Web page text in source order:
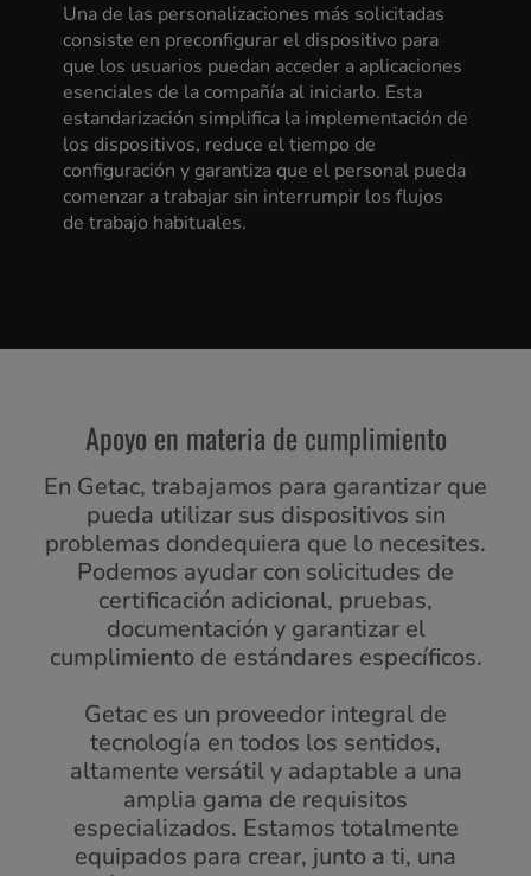
Una de las personalizaciones más solicitadas
consiste en preconfigurar el dispositivo para
que los usuarios puedan acceder a aplicaciones
esenciales de la compañía al iniciarlo. Esta
estandarización simplifica la implementación de
los dispositivos, reduce el tiempo de
configuración y garantiza que el personal pueda
comenzar a trabajar sin interrumpir los flujos
de trabajo habituales.
Apoyo en materia de cumplimiento
En Getac, trabajamos para garantizar que
pueda utilizar sus dispositivos sin
problemas dondequiera que lo necesites.
Podemos ayudar con solicitudes de
certificación adicional, pruebas,
documentación y garantizar el
cumplimiento de estándares específicos.
Getac es un proveedor integral de
tecnología en todos los sentidos,
altamente versátil y adaptable a una
amplia gama de requisitos
especializados. Estamos totalmente
equipados para crear, junto a ti, una